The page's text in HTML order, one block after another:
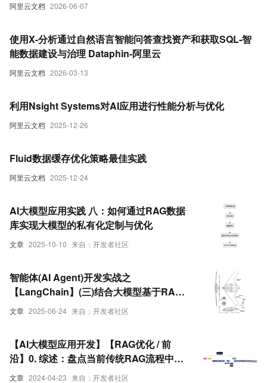
阿里云文档 2026-06-07
阿里云文档 2026-03-13
使用X-分析通过自然语言智能问答查找资产和获取SQL-智
能数据建设与治理 Dataphin-阿里云
阿里云文档 2025-12-26
利用Nsight Systems对AI应用进行性能分析与优化
阿里云文档 2025-12-24
Fluid数据缓存优化策略最佳实践
文章 2025-10-10 来自：开发者社区
AI大模型应用实践 八：如何通过RAG数据
库实现大模型的私有化定制与优化
文章 2025-06-24 来自：开发者社区
智能体(AI Agent)开发实战之
【LangChain】(三)结合大模型基于RAG
实现本地知识库问答优化
文章 2024-04-23 来自：开发者社区
【AI大模型应用开发】【RAG优化 / 前
沿】0. 综述：盘点当前传统RAG流程中存
在的问题及优化方法、研究前沿